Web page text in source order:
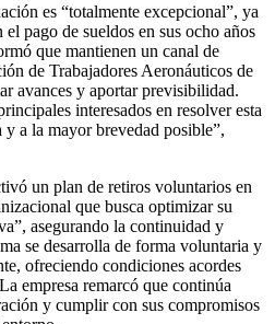
es “totalmente excepcional”, ya
pago de sueldos en sus ocho años
que mantienen un canal de
de Trabajadores Aeronáuticos de
avances y aportar previsibilidad.
interesados en resolver esta
a la mayor brevedad posible”,
un plan de retiros voluntarios en
que busca optimizar su
asegurando la continuidad y
se desarrolla de forma voluntaria y
ofreciendo condiciones acordes
empresa remarcó que continúa
y cumplir con sus compromisos